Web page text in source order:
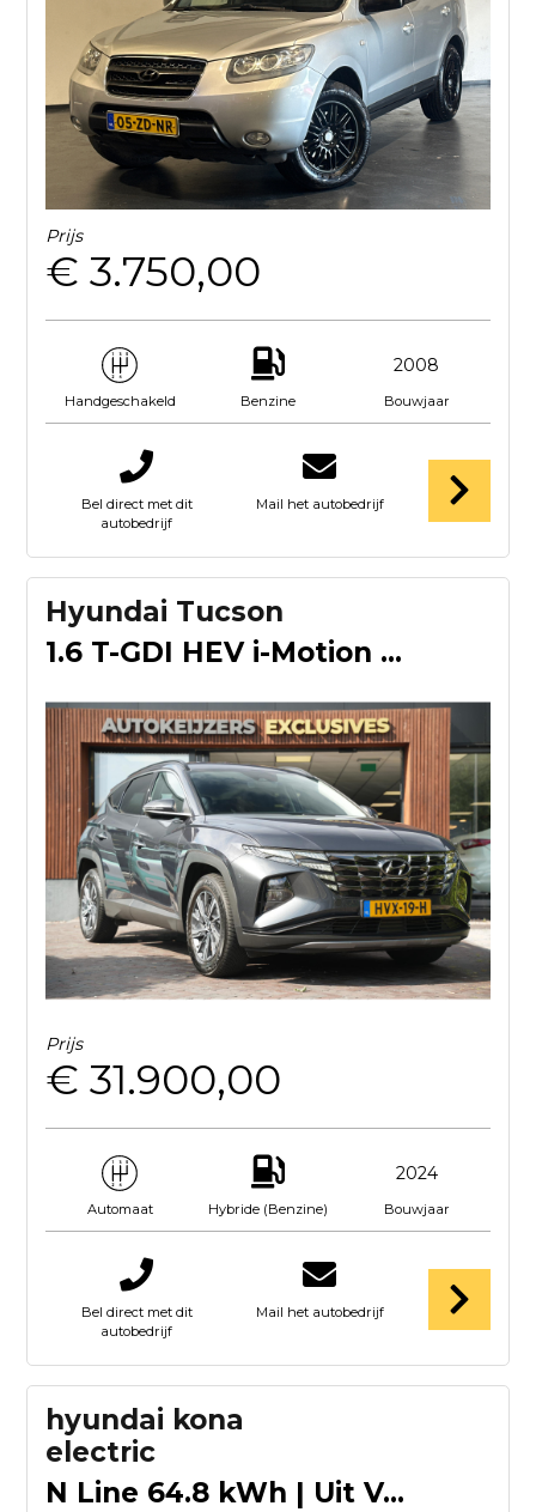
Prijs
€ 3.750,00
Handgeschakeld Benzine
2008
Bouwjaar
Bel direct met dit
autobedrijf
Mail het autobedrijf
Hyundai Tucson
1.6 T-GDI HEV i-Motion Rijstrooksensor Hill hold Dakrails DA
Prijs
€ 31.900,00
Automaat Hybride (Benzine)
2024
Bouwjaar
Bel direct met dit
autobedrijf
Mail het autobedrijf
hyundai kona
electric
N Line 64.8 kWh | Uit Voorraad Leverbaar | Apple Carplay/And